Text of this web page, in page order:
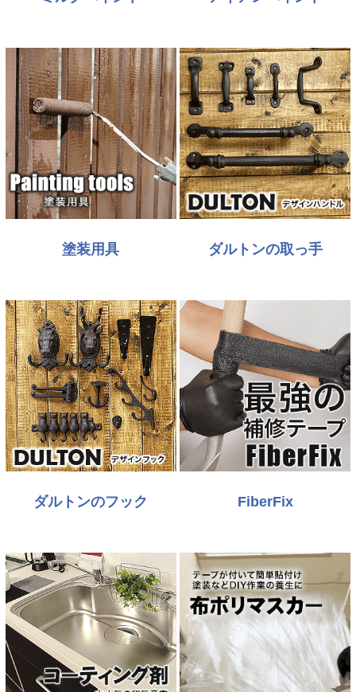
塗装用具 ダルトンの取っ手
ダルトンのフック FiberFix